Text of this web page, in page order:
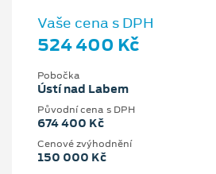
Vaše cena s DPH
524 400 Kč
Pobočka
Ústí nad Labem
Původní cena s DPH
674 400 Kč
Cenové zvýhodnění
150 000 Kč